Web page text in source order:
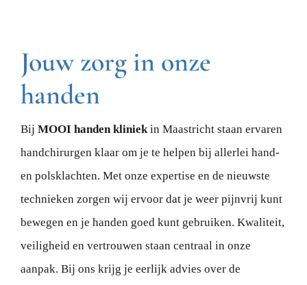
Jouw zorg in onze
handen
Bij MOOI handen kliniekin Maastricht staan ervaren
handchirurgen klaar om je te helpen bij allerlei hand-
en polsklachten. Met onze expertise en de nieuwste
technieken zorgen wij ervoor dat je weer pijnvrij kunt
bewegen en je handen goed kunt gebruiken. Kwaliteit,
veiligheid en vertrouwen staan centraal in onze
aanpak. Bij ons krijg je eerlijk advies over de